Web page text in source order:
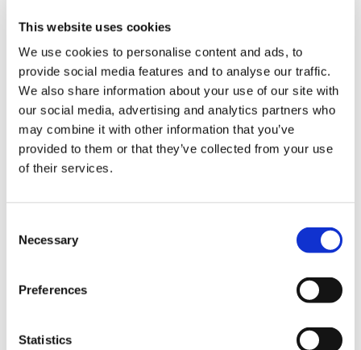
This website uses cookies
We use cookies to personalise content and ads, to
provide social media features and to analyse our traffic.
We also share information about your use of our site with
our social media, advertising and analytics partners who
may combine it with other information that you’ve
provided to them or that they’ve collected from your use
of their services.
Selection
Necessary
Preferences
Statistics
STREET FIGHTER LEAGUE: Pro-US マフラータオル
(税込)
2,000円 (税込)